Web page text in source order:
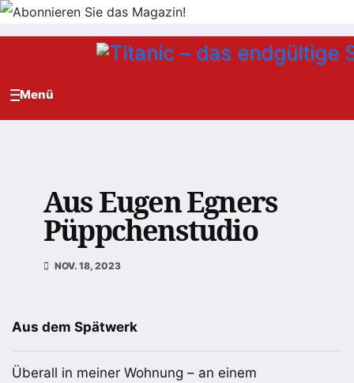
Zum
Aus Eugen Egners
Püppchenstudio
NOV. 18, 2023
Aus dem Spätwerk
Überall in meiner Wohnung – an einem